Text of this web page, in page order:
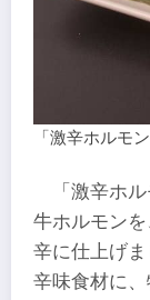
「激辛ホルモ
「激辛ホ
牛ホルモン
辛に仕上げ
辛味食材に